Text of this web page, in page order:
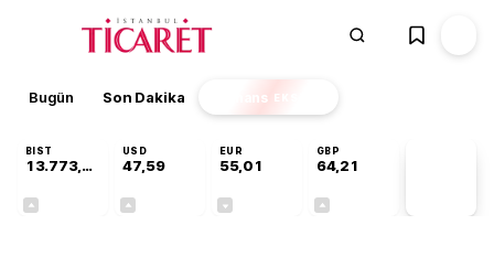
Bugün Son Dakika Finans EKSTRA
BIST
13.773,24
USD
47,59
EUR
55,01
GBP
64,21